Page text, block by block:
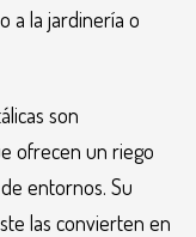
a la jardinería o
son
ofrecen un riego
entornos. Su
las convierten en